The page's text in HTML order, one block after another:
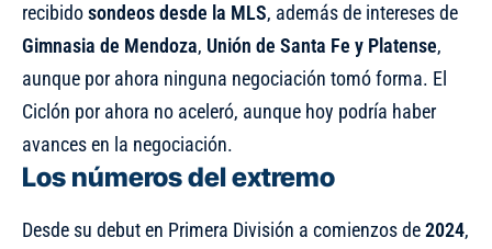
recibidosondeos desde la MLS, además de intereses de
Gimnasia de Mendoza, Unión de Santa Fe y Platense,
aunque por ahora ninguna negociación tomó forma. El
Ciclón por ahora no aceleró, aunque hoy podría haber
avances en la negociación.
Los números del extremo
Desde su debut en Primera División a comienzos de2024,